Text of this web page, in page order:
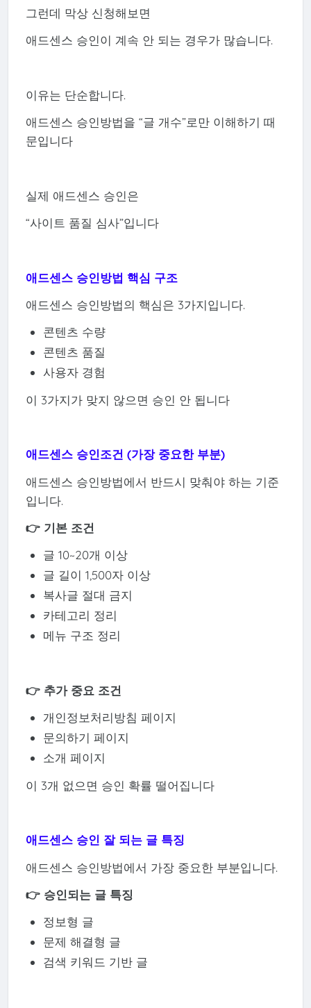
그런데 막상 신청해보면
애드센스 승인이 계속 안 되는 경우가 많습니다.
이유는 단순합니다.
애드센스 승인방법을 “글 개수”로만 이해하기 때
문입니다
실제 애드센스 승인은
“사이트 품질 심사”입니다
애드센스 승인방법 핵심 구조
애드센스 승인방법의 핵심은 3가지입니다.
콘텐츠 수량
콘텐츠 품질
사용자 경험
이 3가지가 맞지 않으면 승인 안 됩니다
애드센스 승인조건 (가장 중요한 부분)
애드센스 승인방법에서 반드시 맞춰야 하는 기준
입니다.
👉 기본 조건
글 10~20개 이상
글 길이 1,500자 이상
복사글 절대 금지
카테고리 정리
메뉴 구조 정리
👉 추가 중요 조건
개인정보처리방침 페이지
문의하기 페이지
소개 페이지
이 3개 없으면 승인 확률 떨어집니다
애드센스 승인 잘 되는 글 특징
애드센스 승인방법에서 가장 중요한 부분입니다.
👉 승인되는 글 특징
정보형 글
문제 해결형 글
검색 키워드 기반 글